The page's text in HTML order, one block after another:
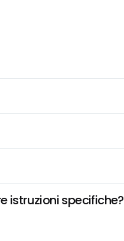
istruzioni specifiche?